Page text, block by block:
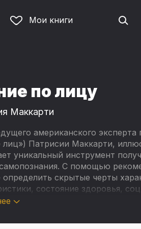
Мои книги
по лицу
Маккарти
американского
лиц») Патрисии Маккарти,
уникальный инструмент
С помощью
скрытые черты
состояние здоровья,
– просто взглянув на
ваш природный дар,